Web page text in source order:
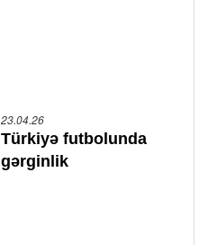
23.04.26
Türkiyə futbolunda
gərginlik